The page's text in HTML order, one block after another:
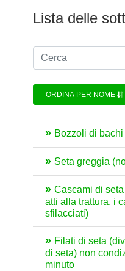
Lista delle
ORDINA PER NOME
Bozzoli di
Seta greggia
Cascami di
atti alla trattura, i
sfilacciati)
Filati di seta
di seta) non
minuto